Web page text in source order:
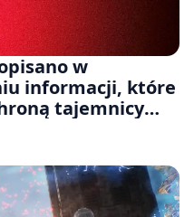
w
informacji, które
tajemnicy
odrzucenia